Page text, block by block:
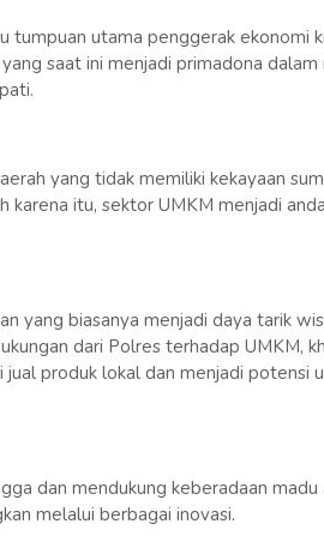
tumpuan utama penggerak ekonomi
saat ini menjadi primadona dalam
yang tidak memiliki kekayaan
karena itu, sektor UMKM menjadi
yang biasanya menjadi daya tarik
dari Polres terhadap UMKM,
produk lokal dan menjadi potensi
dan mendukung keberadaan
melalui berbagai inovasi.